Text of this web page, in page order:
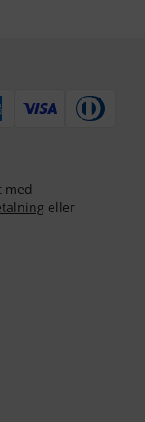
med
eller